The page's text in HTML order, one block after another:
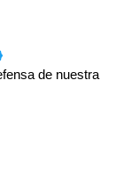
de nuestra